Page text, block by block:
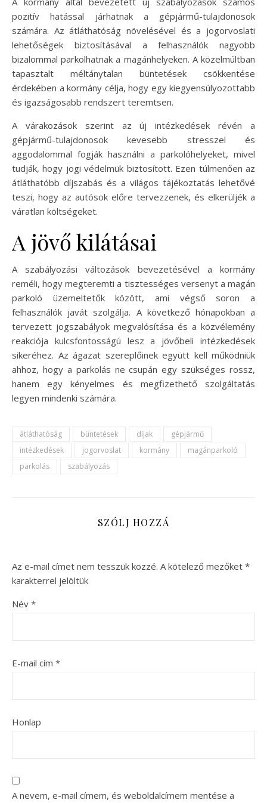
pozitív hatással járhatnak a gépjármű-tulajdonosok
számára. Az átláthatóság növelésével és a jogorvoslati
lehetőségek biztosításával a felhasználók nagyobb
bizalommal parkolhatnak a magánhelyeken. A közelmúltban
tapasztalt méltánytalan büntetések csökkentése
érdekében a kormány célja, hogy egy kiegyensúlyozottabb
és igazságosabb rendszert teremtsen.
A várakozások szerint az új intézkedések révén a
gépjármű-tulajdonosok kevesebb stresszel és
aggodalommal fogják használni a parkolóhelyeket, mivel
tudják, hogy jogi védelmük biztosított. Ezen túlmenően az
átláthatóbb díjszabás és a világos tájékoztatás lehetővé
teszi, hogy az autósok előre tervezzenek, és elkerüljék a
váratlan költségeket.
A jövő kilátásai
A szabályozási változások bevezetésével a kormány
reméli, hogy megteremti a tisztességes versenyt a magán
parkoló üzemeltetők között, ami végső soron a
felhasználók javát szolgálja. A következő hónapokban a
tervezett jogszabályok megvalósítása és a közvélemény
reakciója kulcsfontosságú lesz a jövőbeli intézkedések
sikeréhez. Az ágazat szereplőinek együtt kell működniük
ahhoz, hogy a parkolás ne csupán egy szükséges rossz,
hanem egy kényelmes és megfizethető szolgáltatás
legyen mindenki számára.
átláthatóság büntetések díjak
gépjármű
intézkedések
jogorvoslat kormány
magánparkoló
parkolás
szabályozás
SZÓLJ HOZZÁ
Az e-mail címet nem tesszük közzé. A kötelező mezőket *
karakterrel jelöltük
Név *
E-mail cím *
Honlap
A nevem, e-mail címem, és weboldalcímem mentése a